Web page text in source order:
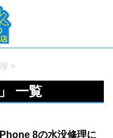
>
一覧
8の水没修理に